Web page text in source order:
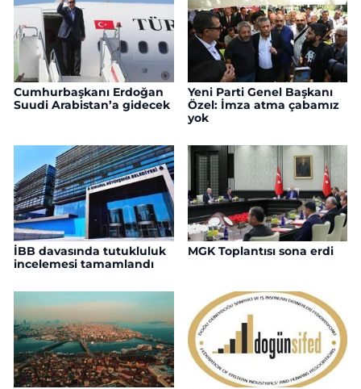
Cumhurbaşkanı Erdoğan
Suudi Arabistan’a gidecek
Yeni Parti Genel Başkanı
Özel: İmza atma çabamız
yok
İBB davasında tutukluluk
incelemesi tamamlandı
MGK Toplantısı sona erdi